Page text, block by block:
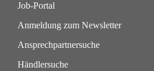
Job-Portal
Anmeldung zum Newsletter
Ansprechpartnersuche
Händlersuche